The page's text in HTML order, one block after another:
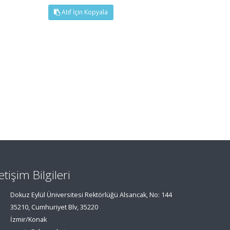
Atıf İçin Kopyala
Bilgileri
Dokuz Eylül Üniversitesi Rektörlüğü Alsancak, No: 144
35210, Cumhuriyet Blv, 35220
İzmir/Konak